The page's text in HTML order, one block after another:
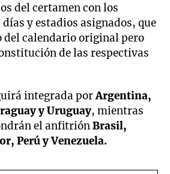
del certamen con los
y estadios asignados, que
del calendario original pero
de las respectivas
integrada porArgentina,
y Uruguay, mientras
el anfitriónBrasil,
Perú y Venezuela.